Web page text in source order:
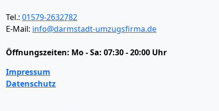
Tel.: 01579-2632782
E-Mail: info@darmstadt-umzugsfirma.de
Öffnungszeiten: Mo - Sa: 07:30 - 20:00 Uhr
Impressum
Datenschutz